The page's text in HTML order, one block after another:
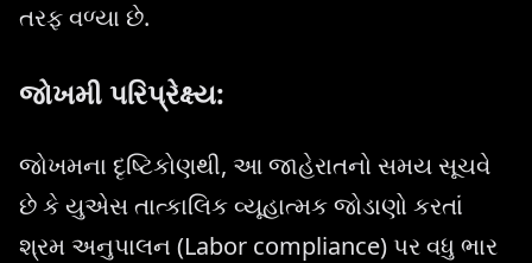
તરફ વળ્યા છે.
જોખમી પરિપ્રેક્ષ્ય:
જોખમના દૃષ્ટિકોણથી, આ જાહેરાતનો સમય સૂચવે
છે કે યુએસ તાત્કાલિક વ્યૂહાત્મક જોડાણો કરતાં
શ્રમ અનુપાલન (Labor compliance) પર વધુ ભાર